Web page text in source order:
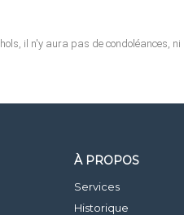
il n'y aura pas de condoléances, ni
À PROPOS
Services
Historique